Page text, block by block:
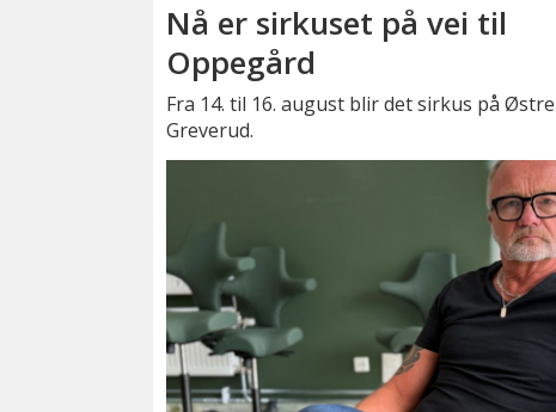
Nå er sirkuset på vei til
Oppegård
Fra 14. til 16. august blir det sirkus på Østre
Greverud.